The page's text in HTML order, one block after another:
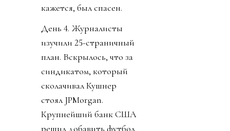
кажется, был спасен.
День 4. Журналисты
изучили 25-страничный
план. Вскрылось, что за
синдикатом, который
сколачивал Кушнер
стоял JPMorgan.
Крупнейший банк США
решил добавить футбол